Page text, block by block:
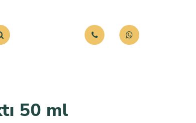
50 ml